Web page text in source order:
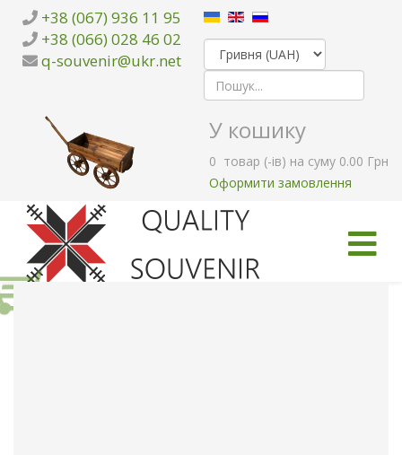
+38 (067) 936 11 95
+38 (066) 028 46 02
q-souvenir@ukr.net
У кошику
0 товар (-ів) на суму 0.00 Грн
Оформити замовлення